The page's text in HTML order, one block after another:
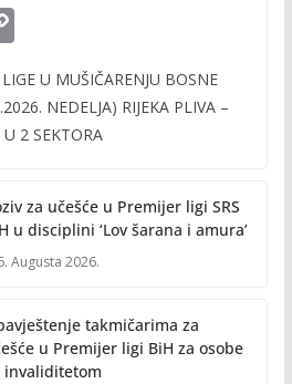
C
p
y
n
k
U MUŠIČARENJU BOSNE
NEDELJA) RIJEKA PLIVA –
2 SEKTORA
za učešće u Premijer ligi SRS
u disciplini ‘Lov šarana i amura’
Augusta 2026.
takmičarima za
u Premijer ligi BiH za osobe
invaliditetom